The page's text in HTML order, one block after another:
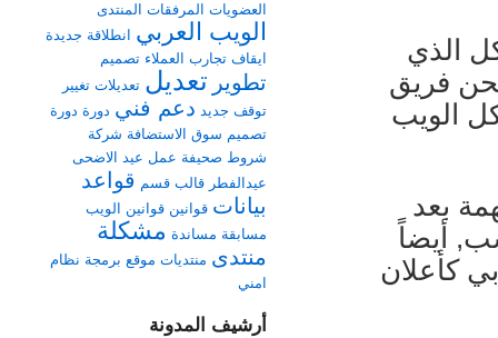
الذي
فريق
الويب
بعد
أيضاً
كأعلان
العضويات المرفقات المنتدى
الويب العربي انطلاقة جديدة
ايقاف تجارب العملاء تصميم
تطوير تعديل تعديلات تغيير
توقف جديد دعم فني دورة دورة
تصميم سوق الاستضافة شركة
شروط صحيفة عمل عيد الاضحى
عيدالفطر قالب قسم قواعد
بيانات قوانين قوانين الويب
مسابقة مساندة مشكلة
منتدى منتديات موقع برمجة نظام
امني
أرشيف المدونة